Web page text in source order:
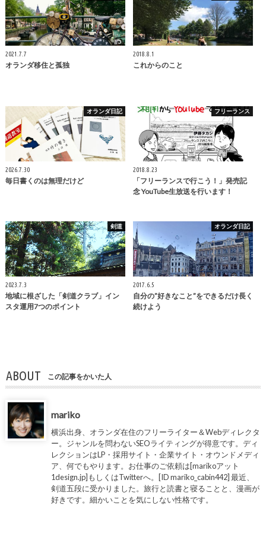
2021.7.7
オランダ移住と孤独
2018.8.1
これからのこと
オランダ日記
2026.7.30
毎日書くのは無理だけど
フリーランス
2018.8.23
「フリーランスで行こう！」発売記
念 YouTube生放送を行います！
剣道
2023.7.3
地域に根ざした「剣道クラブ」イン
スタ運用7つのポイント
オランダ日記
2017.6.5
自分の”好きなこと”をできるだけ長く
続けよう
ABOUT この記事をかいた人
mariko
横浜出身、オランダ在住のフリーライター＆Webディレクタ
ー。ジャンルを問わないSEOライティングが得意です。ディ
レクションはLP・採用サイト・企業サイト・オウンドメディ
ア、何でもやります。お仕事のご依頼は[marikoアット
1design.jp]もしくはTwitterへ。[ID mariko_cabin442] 最近、
剣道五段に受かりました。旅行と読書と寝ることと、漫画が
好きです。細かいことを気にしない性格です。